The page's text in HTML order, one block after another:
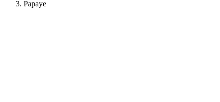
Papaye